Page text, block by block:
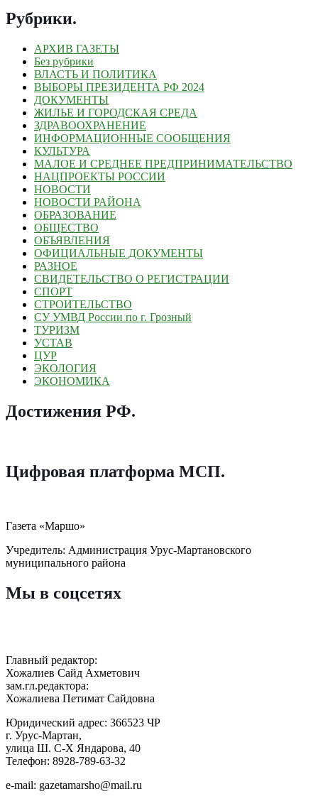
Рубрики.
АРХИВ ГАЗЕТЫ
Без рубрики
ВЛАСТЬ И ПОЛИТИКА
ВЫБОРЫ ПРЕЗИДЕНТА РФ 2024
ДОКУМЕНТЫ
ЖИЛЬЕ И ГОРОДСКАЯ СРЕДА
ЗДРАВООХРАНЕНИЕ
ИНФОРМАЦИОННЫЕ СООБЩЕНИЯ
КУЛЬТУРА
МАЛОЕ И СРЕДНЕЕ ПРЕДПРИНИМАТЕЛЬСТВО
НАЦПРОЕКТЫ РОССИИ
НОВОСТИ
НОВОСТИ РАЙОНА
ОБРАЗОВАНИЕ
ОБЩЕСТВО
ОБЪЯВЛЕНИЯ
ОФИЦИАЛЬНЫЕ ДОКУМЕНТЫ
РАЗНОЕ
СВИДЕТЕЛЬСТВО О РЕГИСТРАЦИИ
СПОРТ
СТРОИТЕЛЬСТВО
СУ УМВД России по г. Грозный
ТУРИЗМ
УСТАВ
ЦУР
ЭКОЛОГИЯ
ЭКОНОМИКА
Достижения РФ.
Цифровая платформа МСП.
Газета «Маршо»
Учредитель: Администрация Урус-Мартановского
муниципального района
Мы в соцсетях
Главный редактор:
Хожалиев Сайд Ахметович
зам.гл.редактора:
Хожалиева Петимат Сайдовна
Юридический адрес: 366523 ЧР
г. Урус-Мартан,
улица Ш. С-Х Яндарова, 40
Телефон: 8928-789-63-32
e-mail: gazetamarsho@mail.ru